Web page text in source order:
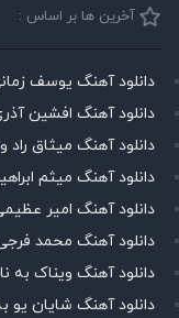
آخرین ها بر اساس :
دانلود آهنگ یوسف
دانلود آهنگ افشین
دانلود آهنگ میثاق
دانلود آهنگ میثم
دانلود آهنگ امیر
دانلود آهنگ محمد
دانلود آهنگ ویناک به
دانلود آهنگ شایان یو